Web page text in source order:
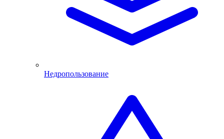
Недропользование